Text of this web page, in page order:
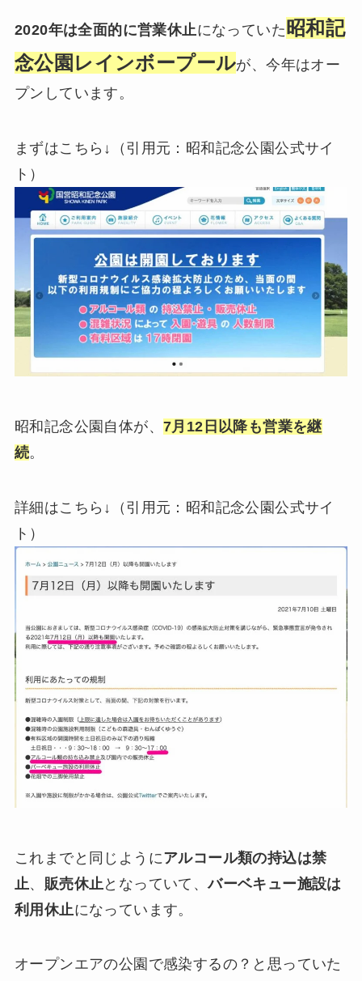
2020年は全面的に営業休止になっていた 昭和記
念公園レインボープールが、今年はオー
プンしています。
まずはこちら↓（引用元：昭和記念公園公式サイ
ト）
昭和記念公園自体が、 7月12日以降も営業を継
続。
詳細はこちら↓（引用元：昭和記念公園公式サイ
ト）
これまでと同じようにアルコール類の持込は禁
止、 販売休止 となっていて、バーベキュー施設は
利用休止になっています。
オープンエアの公園で感染するの？と思っていた